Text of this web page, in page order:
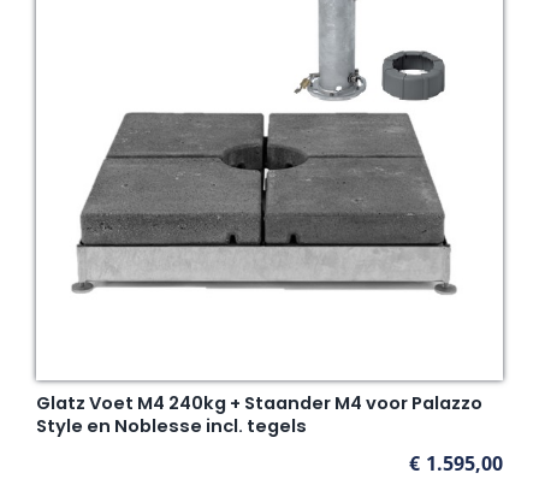
Glatz Voet M4 240kg + Staander M4 voor Palazzo
Style en Noblesse incl. tegels
€ 1.595,00